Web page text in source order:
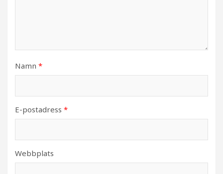
Namn *
E-postadress *
Webbplats